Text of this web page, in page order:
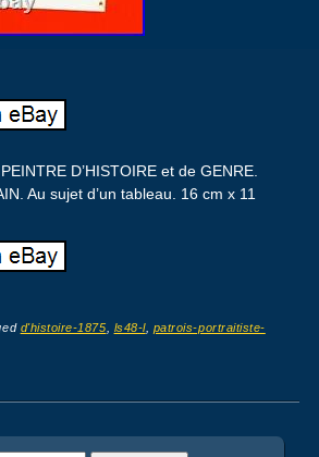
D’HISTOIRE et de GENRE.
Au sujet d’un tableau. 16 cm x 11
d'histoire-1875, ls48-l, patrois-portraitiste-